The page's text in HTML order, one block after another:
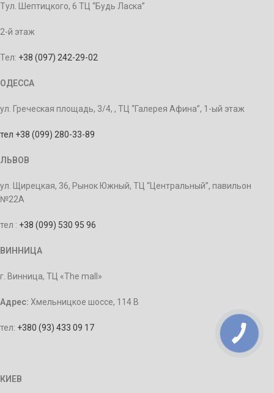
Тул. Шептицкого, 6 ТЦ “Будь Ласка”
2-й этаж
Тел: +38 (097) 242-29-02
ОДЕССА
ул. Греческая площадь, 3/4, , ТЦ “Галерея Афина”, 1-ый этаж
тел +38 (099) 280-33-89
ЛЬВОВ
ул. Щирецкая, 36, Рынок Южный, ТЦ “Центральный”, павильон
№22А
тел : +38 (099) 530 95 96
ВИННИЦА
г. Винница, ТЦ «The mall»
Адрес: Хмельницкое шоссе, 114 В
тел: +380 (93) 433 09 17
КИЕВ